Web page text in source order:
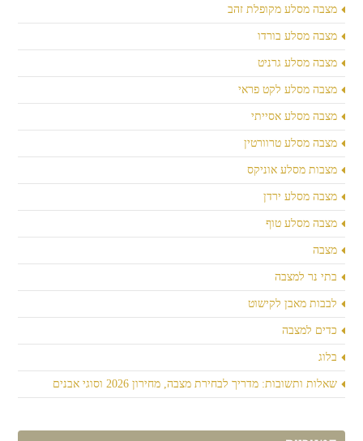
מצבה מסלע מקופלת זהב
מצבה מסלע בורדו
מצבה מסלע גרניט
מצבה מסלע לקט פראי
מצבה מסלע אסייתי
מצבה מסלע טרוורטין
מצבות מסלע אוניקס
מצבה מסלע ירדן
מצבה מסלע טוף
מצבה
בתי נר למצבה
לבבות מאבן לקישוט
כדים למצבה
בלוג
שאלות ותשובות: מדריך לבחירת מצבה, מחירון 2026 וסוגי אבנים